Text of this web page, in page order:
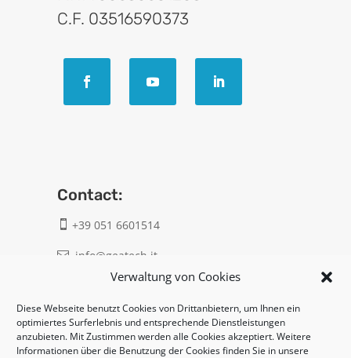
Verwaltung von Cookies
Diese Webseite benutzt Cookies von Drittanbietern, um Ihnen ein
optimiertes Surferlebnis und entsprechende Dienstleistungen
anzubieten. Mit Zustimmen werden alle Cookies akzeptiert. Weitere
Informationen über die Benutzung der Cookies finden Sie in unsere
C.F. 03516590373
Contact:
 +39 051 6601514
 info@geatech.it
Legal: